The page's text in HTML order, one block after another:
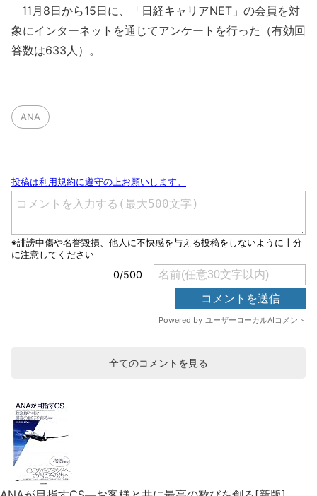
11月8日から15日に、「日経キャリアNET」の会員を対
象にインターネットを通じてアンケートを行った（有効回
答数は633人）。
ANA
全てのコメントを見る